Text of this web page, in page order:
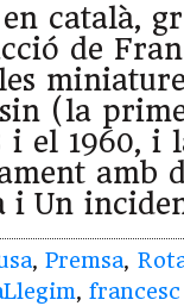
català,
de
(la
i el 1960, i
amb
i Un
, Premsa,
,